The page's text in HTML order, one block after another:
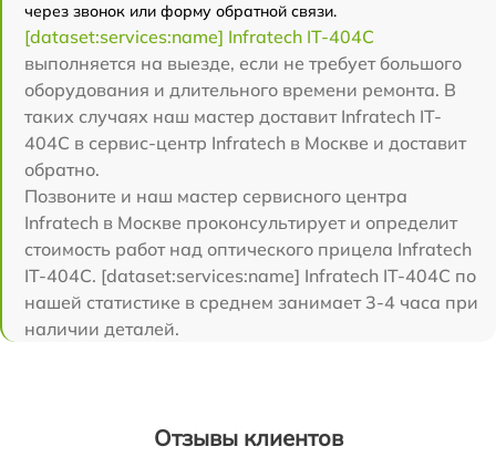
через звонок или форму обратной связи.
[dataset:services:name] Infratech IT-404C
выполняется на выезде, если не требует большого
оборудования и длительного времени ремонта. В
таких случаях наш мастер доставит Infratech IT-
404C в сервис-центр Infratech в Москве и доставит
обратно.
Позвоните и наш мастер сервисного центра
Infratech в Москве проконсультирует и определит
стоимость работ над оптического прицела Infratech
IT-404C. [dataset:services:name] Infratech IT-404C по
нашей статистике в среднем занимает 3-4 часа при
наличии деталей.
Отзывы клиентов